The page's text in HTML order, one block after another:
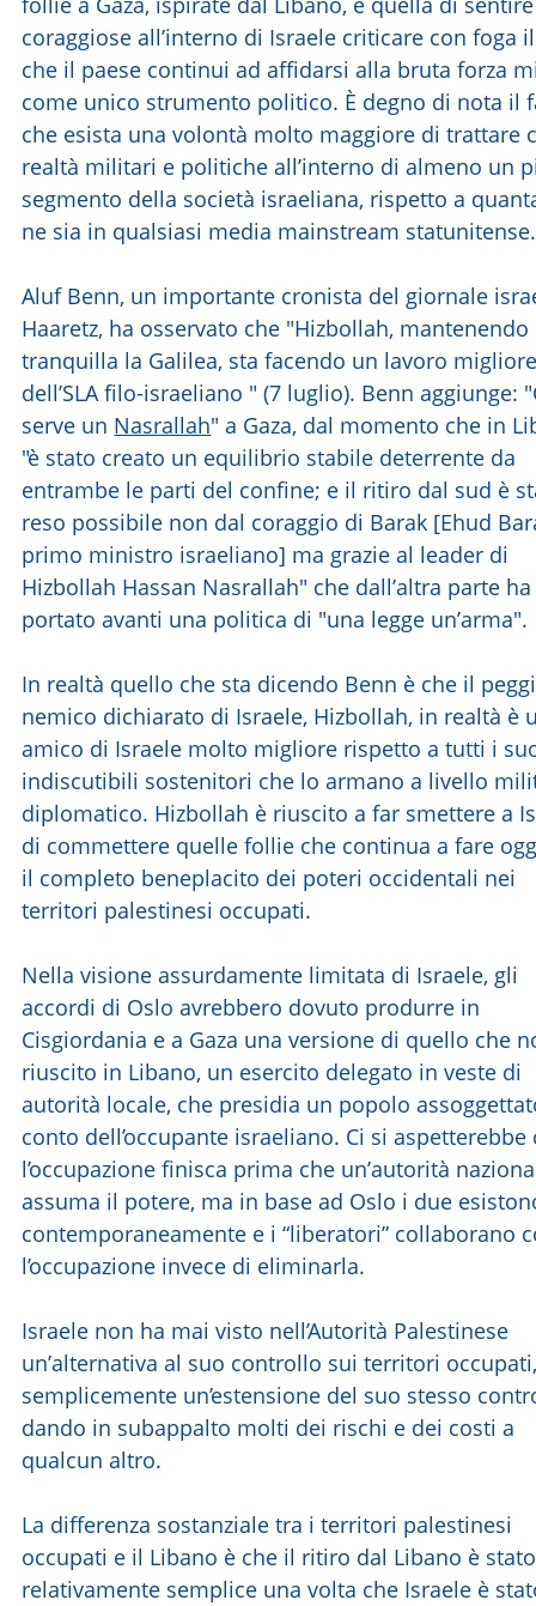
coraggiose all’interno di Israele criticare con foga
che il paese continui ad affidarsi alla bruta forza
come unico strumento politico. È degno di nota il
che esista una volontà molto maggiore di trattare
realtà militari e politiche all’interno di almeno un
segmento della società israeliana, rispetto a
ne sia in qualsiasi media mainstream statunitense.
Aluf Benn, un importante cronista del giornale
Haaretz, ha osservato che "Hizbollah, mantenendo
tranquilla la Galilea, sta facendo un lavoro
dell’SLA filo-israeliano " (7 luglio). Benn aggiunge:
serve un Nasrallah" a Gaza, dal momento che in
"è stato creato un equilibrio stabile deterrente da
entrambe le parti del confine; e il ritiro dal sud è
reso possibile non dal coraggio di Barak [Ehud
primo ministro israeliano] ma grazie al leader di
Hizbollah Hassan Nasrallah" che dall’altra parte ha
portato avanti una politica di "una legge un’arma".
In realtà quello che sta dicendo Benn è che il
nemico dichiarato di Israele, Hizbollah, in realtà è
amico di Israele molto migliore rispetto a tutti i
indiscutibili sostenitori che lo armano a livello
diplomatico. Hizbollah è riuscito a far smettere a
di commettere quelle follie che continua a fare
il completo beneplacito dei poteri occidentali nei
territori palestinesi occupati.
Nella visione assurdamente limitata di Israele, gli
accordi di Oslo avrebbero dovuto produrre in
Cisgiordania e a Gaza una versione di quello che
riuscito in Libano, un esercito delegato in veste di
autorità locale, che presidia un popolo
conto dell’occupante israeliano. Ci si aspetterebbe
l’occupazione finisca prima che un’autorità
assuma il potere, ma in base ad Oslo i due
contemporaneamente e i “liberatori” collaborano
l’occupazione invece di eliminarla.
Israele non ha mai visto nell’Autorità Palestinese
un’alternativa al suo controllo sui territori
semplicemente un’estensione del suo stesso
dando in subappalto molti dei rischi e dei costi a
qualcun altro.
La differenza sostanziale tra i territori palestinesi
occupati e il Libano è che il ritiro dal Libano è stato
relativamente semplice una volta che Israele è